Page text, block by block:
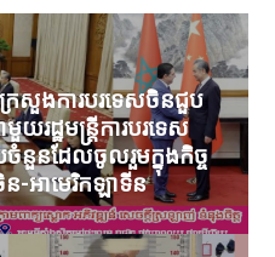
ក្រសួងការបរទេសចិនជួប
យរដ្ឋមន្ត្រីការបរទេស
នដែលចូលរួមក្នុងកិច្ច
ចិន-អាមេរិកឡាទីន